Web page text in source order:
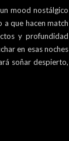
mood nostálgico
a que hacen match
y profundidad
en esas noches
soñar despierto,